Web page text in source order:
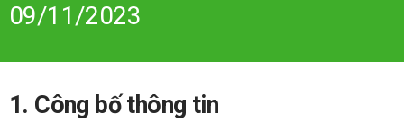
09/11/2023
1. Công bố thông tin